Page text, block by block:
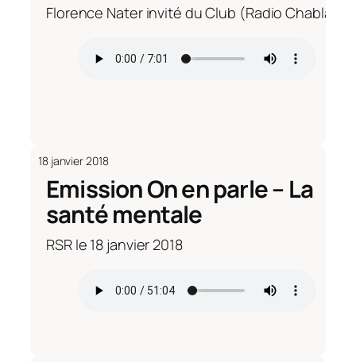
Florence Nater invité du Club (Radio Chablais)
18 janvier 2018
Emission On en parle – La
santé mentale
RSR le 18 janvier 2018